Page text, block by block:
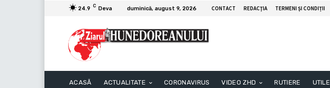
24.9 C Deva duminică, august 9, 2026 CONTACT REDACŢIA TERMENI ȘI CONDIȚII
ACASĂ ACTUALITATE CORONAVIRUS VIDEO ZHD RUTIERE UTILE